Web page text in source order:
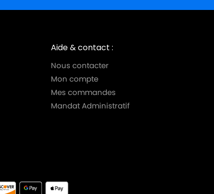
Aide & contact :
Nous contacter
Mon compte
Mes commandes
Mandat Administratif